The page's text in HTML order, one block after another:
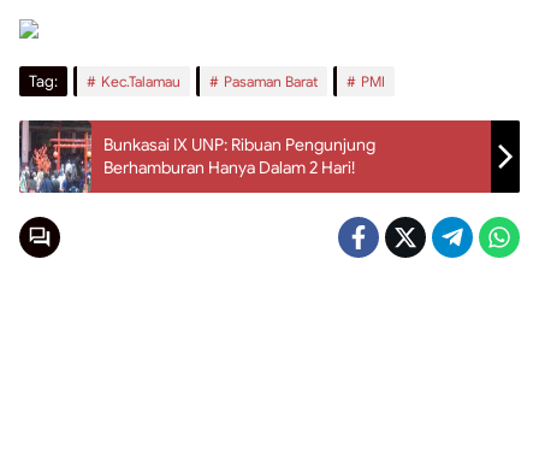
Tag: Kec.Talamau Pasaman Barat PMI
Bunkasai IX UNP: Ribuan Pengunjung
Berhamburan Hanya Dalam 2 Hari!